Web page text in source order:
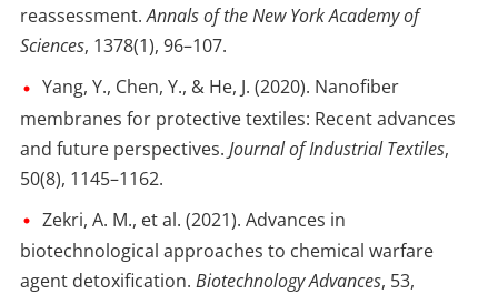
reassessment.Annals of the New York Academy of
Sciences, 1378(1), 96–107.
Yang, Y., Chen, Y., & He, J. (2020). Nanofiber
membranes for protective textiles: Recent advances
and future perspectives. Journal of Industrial Textiles,
50(8), 1145–1162.
Zekri, A. M., et al. (2021). Advances in
biotechnological approaches to chemical warfare
agent detoxification. Biotechnology Advances, 53,